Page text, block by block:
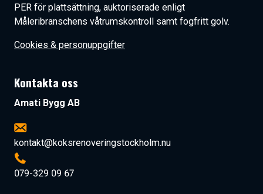
PER för plattsättning, auktoriserade enligt
Måleribranschens våtrumskontroll samt fogfritt golv.
Cookies & personuppgifter
Kontakta oss
Amati Bygg AB
kontakt@koksrenoveringstockholm.nu
079-329 09 67